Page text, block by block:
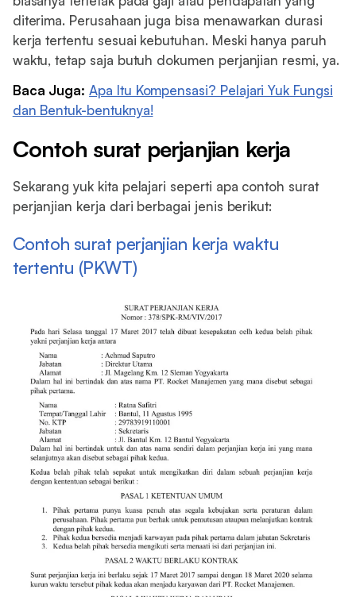
diterima. Perusahaan juga bisa menawarkan durasi
kerja tertentu sesuai kebutuhan. Meski hanya paruh
waktu, tetap saja butuh dokumen perjanjian resmi, ya.
Baca Juga:Apa Itu Kompensasi? Pelajari Yuk Fungsi
dan Bentuk-bentuknya!
Contoh surat perjanjian kerja
Sekarang yuk kita pelajari seperti apa contoh surat
perjanjian kerja dari berbagai jenis berikut:
Contoh surat perjanjian kerja waktu
tertentu (PKWT)